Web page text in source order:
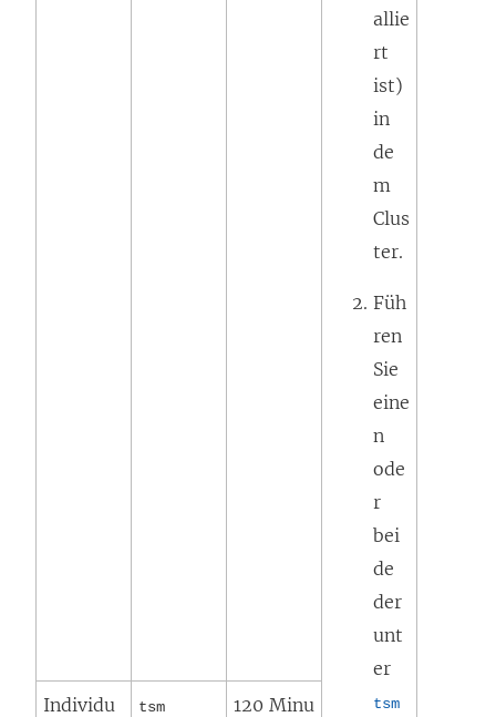
allie
rt
ist)
in
de
m
Clus
ter.
Füh
ren
Sie
eine
n
ode
r
bei
de
der
unt
er
tsm
Individu
tsm
120 Minu